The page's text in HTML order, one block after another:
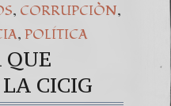
, CORRUPCIÒN,
, POLÍTICA
QUE
CICIG